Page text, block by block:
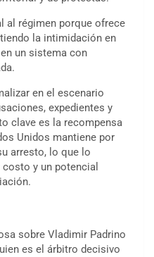
al régimen porque ofrece
la intimidación en
un sistema con
en el escenario
expedientes y
clave es la recompensa
Unidos mantiene por
arresto, lo que lo
y un potencial
sobre Vladimir Padrino
es el árbitro decisivo